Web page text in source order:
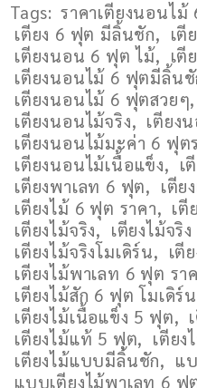
Tags: ราคาเตียงนอนไม้
เตียง 6 ฟุต มีลิ้นชัก, เตี
เตียงนอน 6 ฟุต ไม้, เตี
เตียงนอนไม้ 6 ฟุตมีลิ้นชั
เตียงนอนไม้ 6 ฟุตสวยๆ,
เตียงนอนไม้จริง, เตียง
เตียงนอนไม้มะค่า 6 ฟุต
เตียงนอนไม้เนื้อแข็ง, เ
เตียงพาเลท 6 ฟุต, เตี
เตียงไม้ 6 ฟุต ราคา, เตี
เตียงไม้จริง, เตียงไม้จริ
เตียงไม้จริงโมเดิร์น, เตี
เตียงไม้พาเลท 6 ฟุต รา
เตียงไม้สัก 6 ฟุต โมเดิร์น
เตียงไม้เนื้อแข็ง 5 ฟุต,
เตียงไม้แท้ 5 ฟุต, เตีย
เตียงไม้แบบมีลิ้นชัก, แ
แบบเตียงไม้พาเลท 6 ฟุ